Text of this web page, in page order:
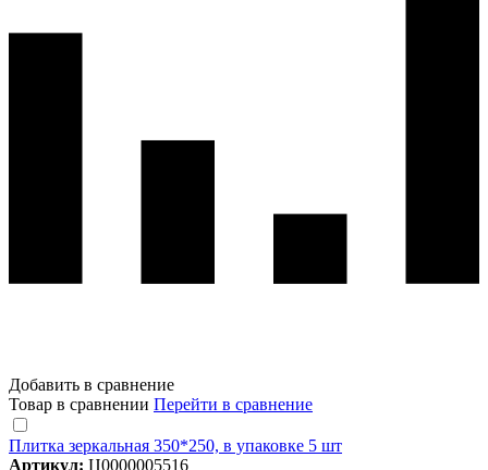
Добавить в сравнение
Товар в сравнении Перейти в сравнение
Плитка зеркальная 350*250, в упаковке 5 шт
Артикул: Ц0000005516